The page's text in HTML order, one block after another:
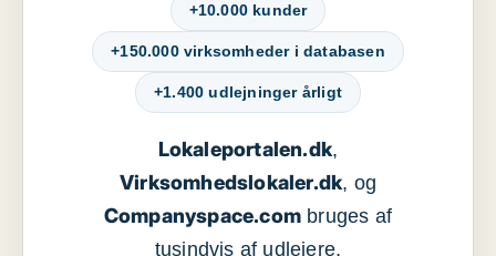
+10.000 kunder
+150.000 virksomheder i databasen
+1.400 udlejninger årligt
Lokaleportalen.dk,
Virksomhedslokaler.dk, og
Companyspace.com bruges af
tusindvis af udlejere,